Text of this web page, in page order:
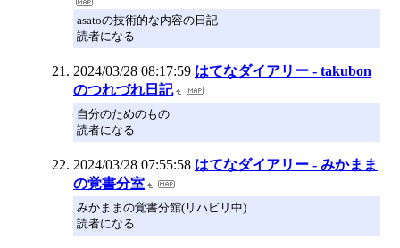
asatoの技術的な内容の日記
読者になる
2024/03/28 08:17:59 はてなダイアリー - takubon
のつれづれ日記
自分のためのもの
読者になる
2024/03/28 07:55:58 はてなダイアリー - みかまま
の覚書分室
みかままの覚書分館(リハビリ中)
読者になる